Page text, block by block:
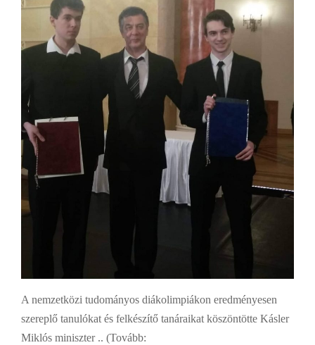
A nemzetközi tudományos diákolimpiákon eredményesen
szereplő tanulókat és felkészítő tanáraikat köszöntötte Kásler
Miklós miniszter .. (Tovább: